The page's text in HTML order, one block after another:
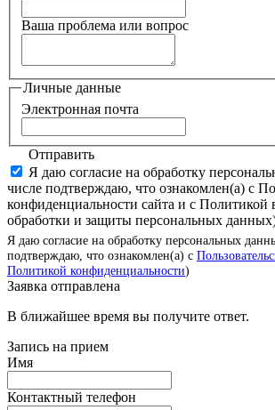
Ваша проблема или вопрос
Личные данные
Электронная почта
Отправить
Я даю согласие на обработку
числе подтверждаю, что ознакомлен(а) с
конфиденциальности сайта и с Политикой
обработки и защиты персональных
Я даю согласие на обработку персональных
подтверждаю, что ознакомлен(а) с
Политикой конфиденциальности)
Заявка отправлена
В ближайшее время вы получите ответ.
Запись на прием
Имя
Контактный телефон